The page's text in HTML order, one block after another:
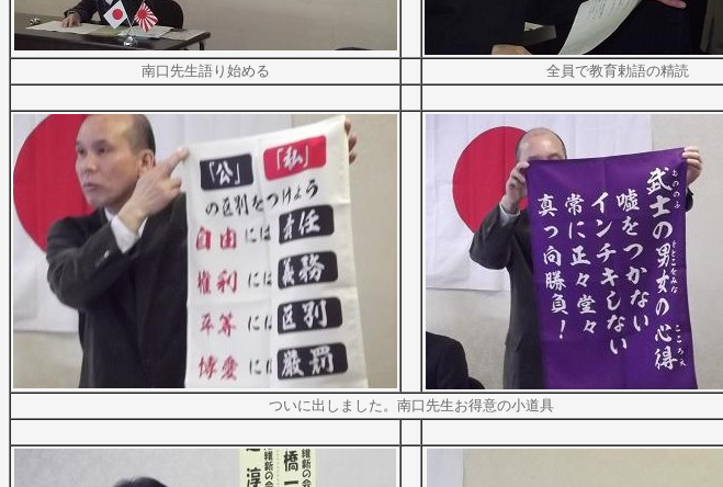
南口先生語り始める 全員で教育勅語の精読
ついに出しました。南口先生お得意の小道具